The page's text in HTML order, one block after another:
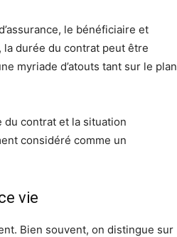
le bénéficiaire et
la durée du contrat peut être
myriade d’atouts tant sur le plan
contrat et la situation
considéré comme un
vie
Bien souvent, on distingue sur